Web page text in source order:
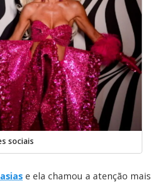
sociais
e ela chamou a atenção mais